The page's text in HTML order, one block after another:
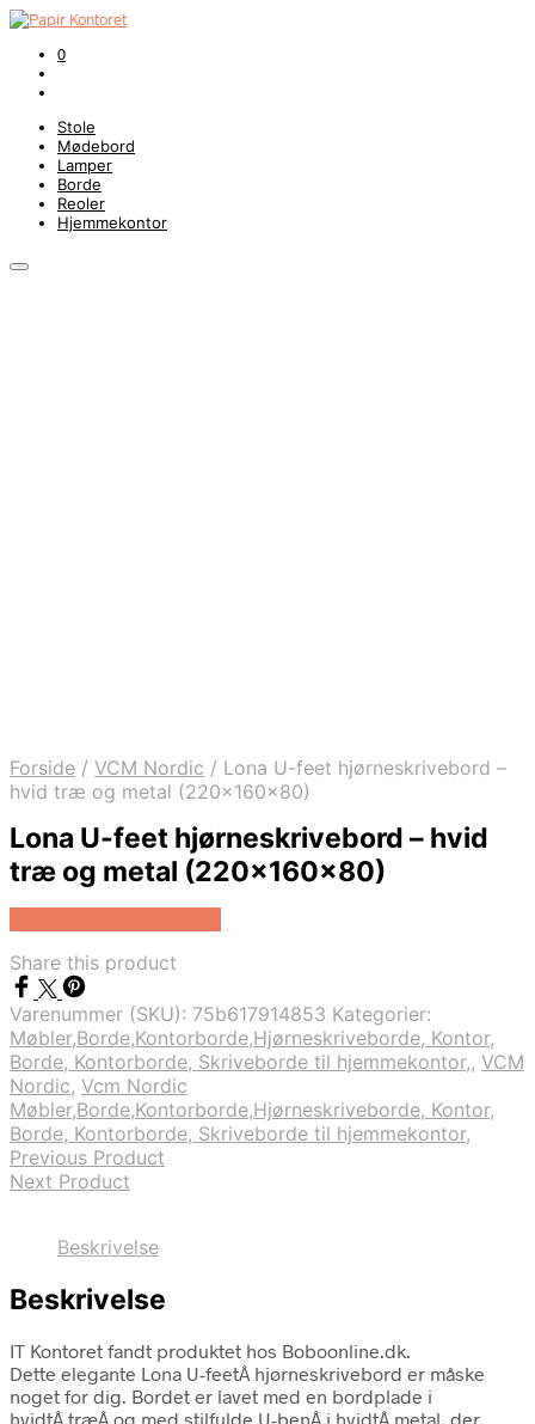
0
Stole
Mødebord
Lamper
Borde
Reoler
Hjemmekontor
Forside / VCM Nordic / Lona U-feet hjørneskrivebord –
hvid træ og metal (220x160x80)
Lona U-feet hjørneskrivebord – hvid
træ og metal (220x160x80)
Share this product
Varenummer (SKU): 75b617914853 Kategorier:
Møbler,Borde,Kontorborde,Hjørneskriveborde, Kontor,
Borde, Kontorborde, Skriveborde til hjemmekontor,, VCM
Nordic, Vcm Nordic
Møbler,Borde,Kontorborde,Hjørneskriveborde, Kontor,
Borde, Kontorborde, Skriveborde til hjemmekontor,
Previous Product
Next Product
Beskrivelse
Beskrivelse
IT Kontoret fandt produktet hos Boboonline.dk.
Dette elegante Lona U-feetÂ hjørneskrivebord er måske
noget for dig. Bordet er lavet med en bordplade i
hvidtÂ træÂ og med stilfulde U-benÂ i hvidtÂ metal, der